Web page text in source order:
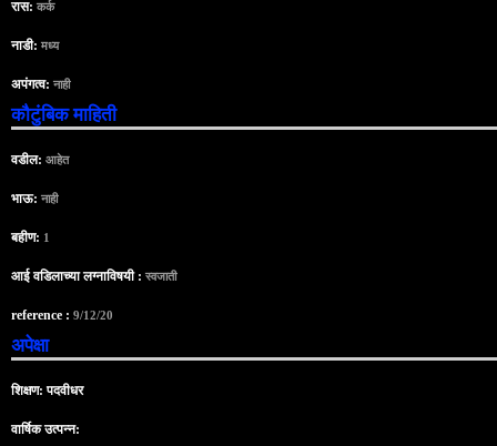
रास: कर्क
नाडी: मध्य
अपंगत्व: नाही
कौटुंबिक माहिती
वडील: आहेत
भाऊ: नाही
बहीण: 1
आई वडिलाच्या लग्नाविषयी : स्वजाती
reference : 9/12/20
अपेक्षा
शिक्षण: पदवीधर
वार्षिक उत्पन्न: